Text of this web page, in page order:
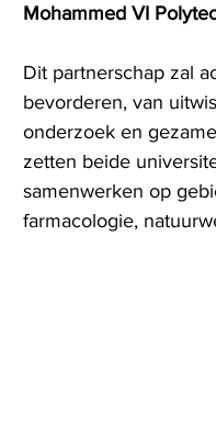
Mohammed VI
Dit partnerschap zal
bevorderen, van
onderzoek en
zetten beide
samenwerken op
farmacologie,